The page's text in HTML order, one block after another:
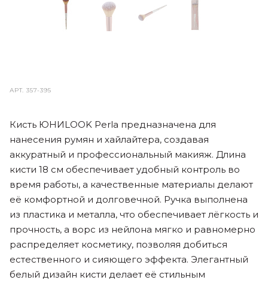
АРТ.357-395
Кисть ЮНИLOOK Perla предназначена для
нанесения румян и хайлайтера, создавая
аккуратный и профессиональный макияж. Длина
кисти 18 см обеспечивает удобный контроль во
время работы, а качественные материалы делают
её комфортной и долговечной. Ручка выполнена
из пластика и металла, что обеспечивает лёгкость и
прочность, а ворс из нейлона мягко и равномерно
распределяет косметику, позволяя добиться
естественного и сияющего эффекта. Элегантный
белый дизайн кисти делает её стильным